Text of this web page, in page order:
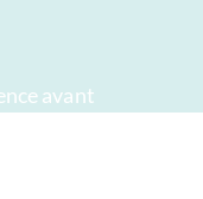
avant